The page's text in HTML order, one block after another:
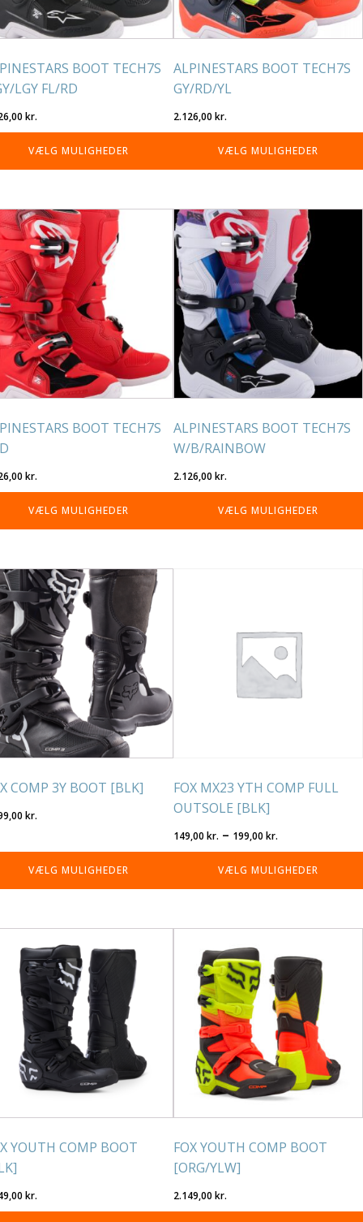
BOOT TECH7S
LGY FL/RD
kr.
VÆLG MULIGHEDER
ALPINESTARS BOOT TECH7S
GY/RD/YL
2.126,00kr.
VÆLG MULIGHEDER
på
varesiden
BOOT TECH7S
kr.
VÆLG MULIGHEDER
ALPINESTARS BOOT TECH7S
W/B/RAINBOW
2.126,00kr.
VÆLG MULIGHEDER
Dette
vare
har
flere
varianter.
Mulighederne
kan
vælges
på
varesiden
COMP 3Y BOOT [BLK]
kr.
VÆLG MULIGHEDER
FOX MX23 YTH COMP FULL
OUTSOLE [BLK]
149,00kr. – 199,00kr.
149,00 kr.
til
199,00 kr.
VÆLG MULIGHEDER
varesiden
YOUTH COMP BOOT
kr.
FOX YOUTH COMP BOOT
[ORG/YLW]
2.149,00kr.
flere
varianter.
Mulighederne
kan
vælges
varesiden